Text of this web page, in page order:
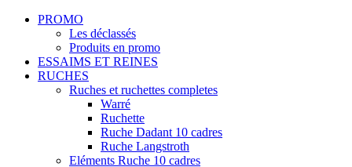
PROMO
Les déclassés
Produits en promo
ESSAIMS ET REINES
RUCHES
Ruches et ruchettes completes
Warré
Ruchette
Ruche Dadant 10 cadres
Ruche Langstroth
Eléments Ruche 10 cadres